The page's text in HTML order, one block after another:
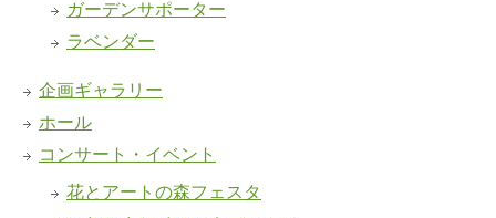
ガーデンサポーター
ラベンダー
企画ギャラリー
ホール
コンサート・イベント
花とアートの森フェスタ